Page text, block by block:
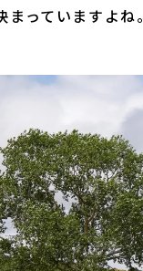
まっていますよね。